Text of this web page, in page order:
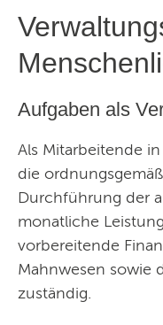
Benefits
Bewerbung
Online
Aktuelles
Wir suchen >
Über uns >
Kontakt
Aufgaben als
Als Mitarbeitende
die
Durchführung der
monatliche
vorbereitende
Mahnwesen sowie
zuständig.